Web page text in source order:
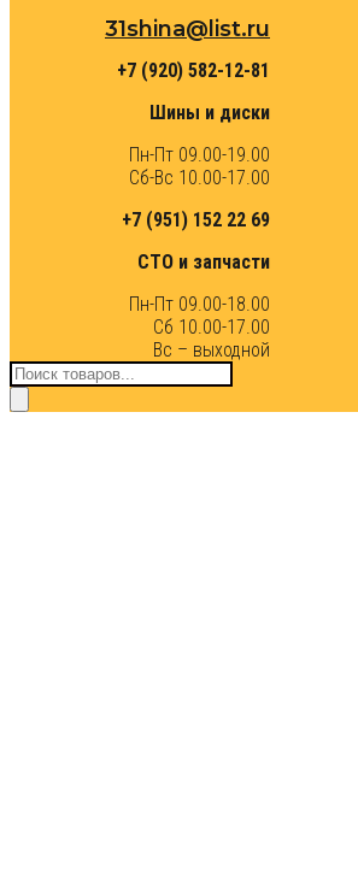
31shina@list.ru
+7 (920) 582-12-81
Шины и диски
Пн-Пт 09.00-19.00
Сб-Вс 10.00-17.00
+7 (951) 152 22 69
СТО и запчасти
Пн-Пт 09.00-18.00
Сб 10.00-17.00
Вс – выходной
Поиск
товаров